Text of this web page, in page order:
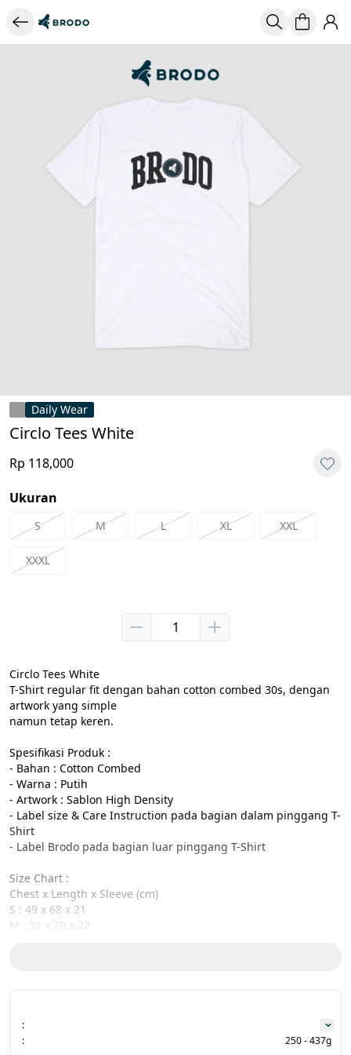
Daily Wear
Circlo Tees White
Rp 118,000
Ukuran
S M L XL XXL
XXXL
Circlo Tees White
T-Shirt regular fit dengan bahan cotton combed 30s, dengan
artwork yang simple
namun tetap keren.
Spesifikasi Produk :
- Bahan : Cotton Combed
- Warna : Putih
- Artwork : Sablon High Density
- Label size & Care Instruction pada bagian dalam pinggang T-
Shirt
- Label Brodo pada bagian luar pinggang T-Shirt
Size Chart :
Chest x Length x Sleeve (cm)
S : 49 x 68 x 21
M : 51 x 70 x 22
Warna produk pada gambar mungkin tidak 100% sama
:
:
250 - 437g